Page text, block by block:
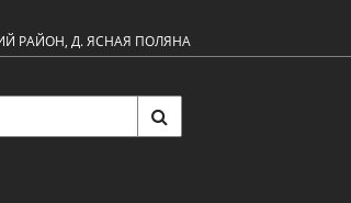
РАЙОН, Д. ЯСНАЯ ПОЛЯНА